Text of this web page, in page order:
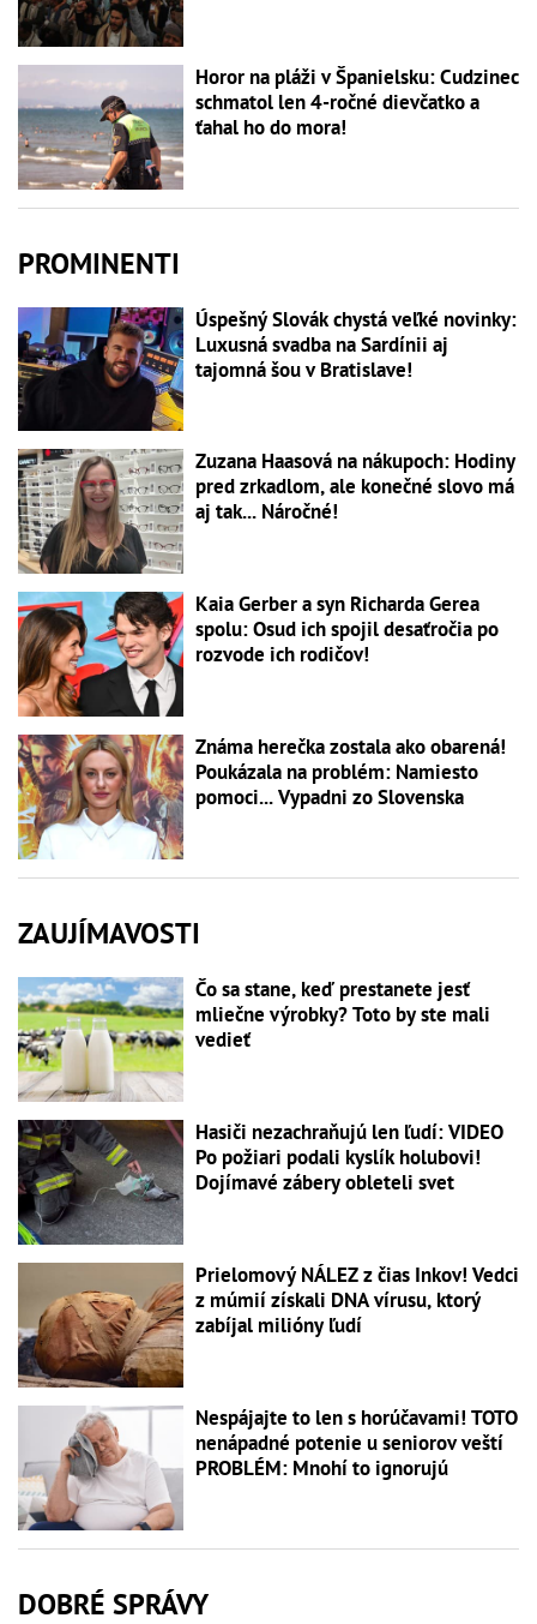
Horor na pláži v Španielsku: Cudzinec
schmatol len 4-ročné dievčatko a
ťahal ho do mora!
PROMINENTI
Úspešný Slovák chystá veľké novinky:
Luxusná svadba na Sardínii aj
tajomná šou v Bratislave!
Zuzana Haasová na nákupoch: Hodiny
pred zrkadlom, ale konečné slovo má
aj tak... Náročné!
Kaia Gerber a syn Richarda Gerea
spolu: Osud ich spojil desaťročia po
rozvode ich rodičov!
Známa herečka zostala ako obarená!
Poukázala na problém: Namiesto
pomoci... Vypadni zo Slovenska
ZAUJÍMAVOSTI
Čo sa stane, keď prestanete jesť
mliečne výrobky? Toto by ste mali
vedieť
Hasiči nezachraňujú len ľudí: VIDEO
Po požiari podali kyslík holubovi!
Dojímavé zábery obleteli svet
Prielomový NÁLEZ z čias Inkov! Vedci
z múmií získali DNA vírusu, ktorý
zabíjal milióny ľudí
Nespájajte to len s horúčavami! TOTO
nenápadné potenie u seniorov veští
PROBLÉM: Mnohí to ignorujú
DOBRÉ SPRÁVY